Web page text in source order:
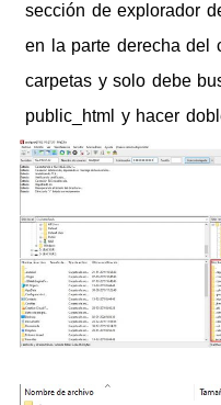
sección de explorador
en la parte derecha del
carpetas y solo debe
public_html y hacer